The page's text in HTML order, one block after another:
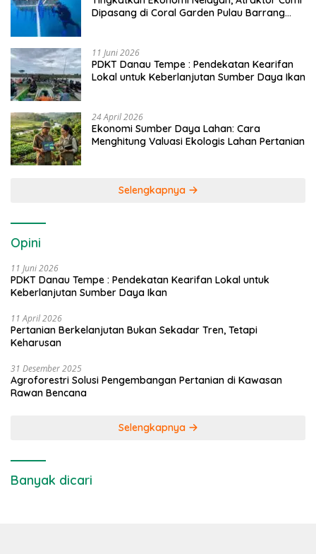
Dipasang di Coral Garden Pulau Barrang
11 Juni 2026
PDKT Danau Tempe : Pendekatan Kearifan
Lokal untuk Keberlanjutan Sumber Daya Ikan
24 April 2026
Ekonomi Sumber Daya Lahan: Cara
Menghitung Valuasi Ekologis Lahan Pertanian
Selengkapnya
Opini
11 Juni 2026
PDKT Danau Tempe : Pendekatan Kearifan Lokal untuk
Keberlanjutan Sumber Daya Ikan
11 April 2026
Pertanian Berkelanjutan Bukan Sekadar Tren, Tetapi
Keharusan
31 Desember 2025
Agroforestri Solusi Pengembangan Pertanian di Kawasan
Rawan Bencana
Selengkapnya
Banyak dicari